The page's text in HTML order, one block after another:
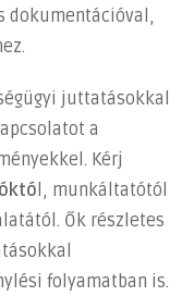
dokumentációval,
juttatásokkal
a
Kérj
l, munkáltatótól
Ők részletes
folyamatban is.